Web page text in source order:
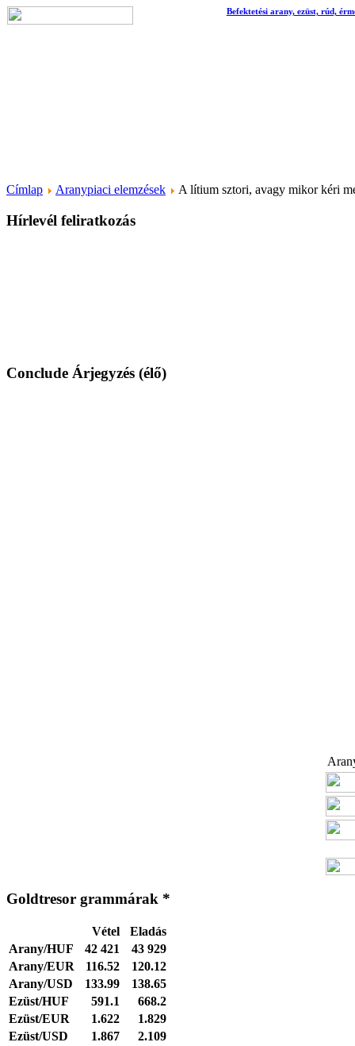
Befektetési arany, ezüst, rúd,
Címlap Aranypiaci elemzések A lítium sztori, avagy mikor kéri
Hírlevél feliratkozás
Conclude Árjegyzés (élő)
Goldtresor grammárak *
Vétel
Eladás
Arany/HUF
42 421
43 929
Arany/EUR
116.52
120.12
Arany/USD
133.99
138.65
Ezüst/HUF
591.1
668.2
Ezüst/EUR
1.622
1.829
Ezüst/USD
1.867
2.109